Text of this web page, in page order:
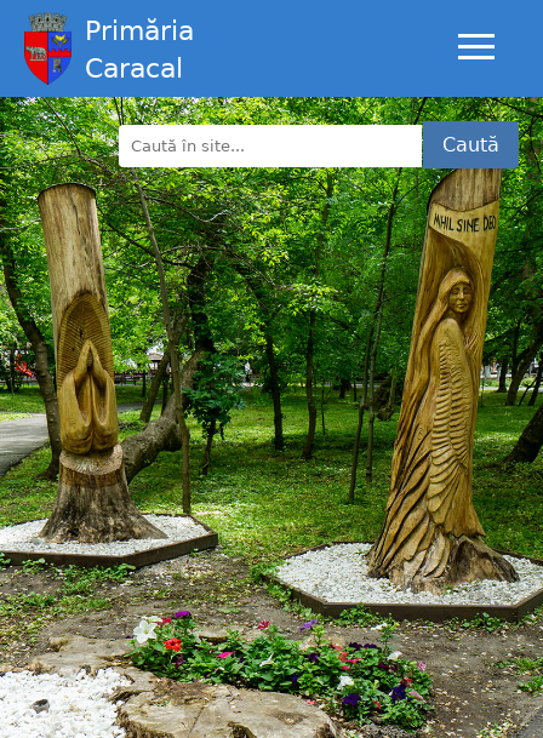
Primăria
Caracal
Caută